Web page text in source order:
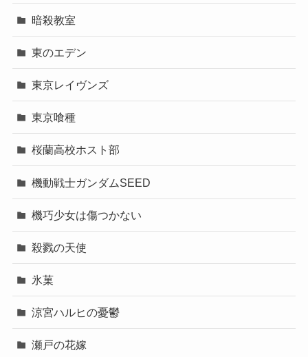
暗殺教室
東のエデン
東京レイヴンズ
東京喰種
桜蘭高校ホスト部
機動戦士ガンダムSEED
機巧少女は傷つかない
殺戮の天使
氷菓
涼宮ハルヒの憂鬱
瀬戸の花嫁